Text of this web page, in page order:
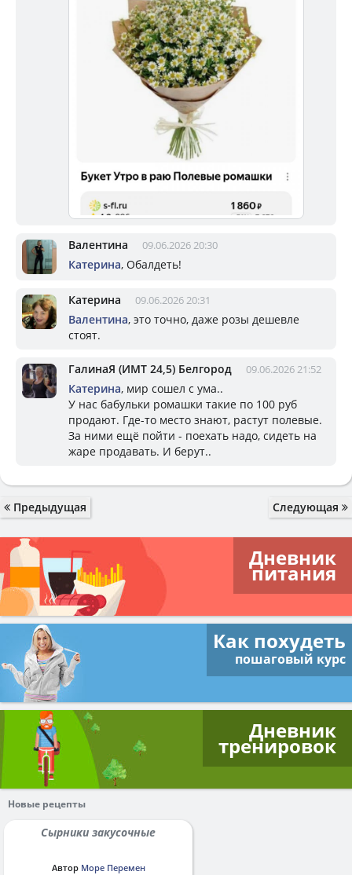
Валентина 09.06.2026 20:30
Катерина, Обалдеть!
Катерина 09.06.2026 20:31
Валентина, это точно, даже розы дешевле
стоят.
ГалинаЯ (ИМТ 24,5) Белгород 09.06.2026 21:52
Катерина, мир сошел с ума..
У нас бабульки ромашки такие по 100 руб
продают. Где-то место знают, растут полевые.
За ними ещё пойти - поехать надо, сидеть на
жаре продавать. И берут..
Предыдущая Следующая
Дневник
питания
Как похудеть
пошаговый курс
Дневник
тренировок
Новые рецепты
Сырники закусочные
Автор Море Перемен